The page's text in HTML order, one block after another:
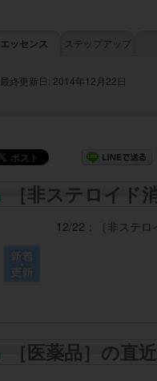
エッセンス ステップアップ
最終更新日: 2014年12月22日
［非ステロイド
12/22： ［非ステ
［医薬品］の直